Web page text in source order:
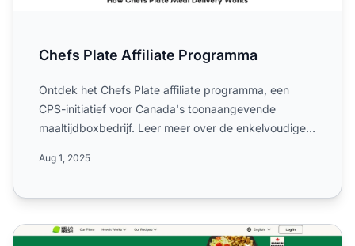
Chefs Plate Affiliate Programma
Ontdek het Chefs Plate affiliate programma, een
CPS-initiatief voor Canada's toonaangevende
maaltijdboxbedrijf. Leer meer over de enkelvoudige
Aug 1, 2025
HelloFresh Canada Affiliate Programma